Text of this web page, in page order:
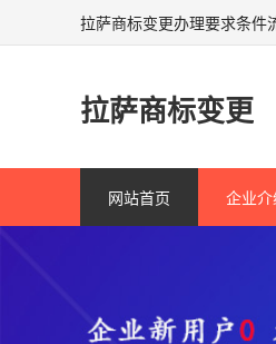
拉萨商标变更办理要求条件
拉萨商标变更
网站首页 企业介